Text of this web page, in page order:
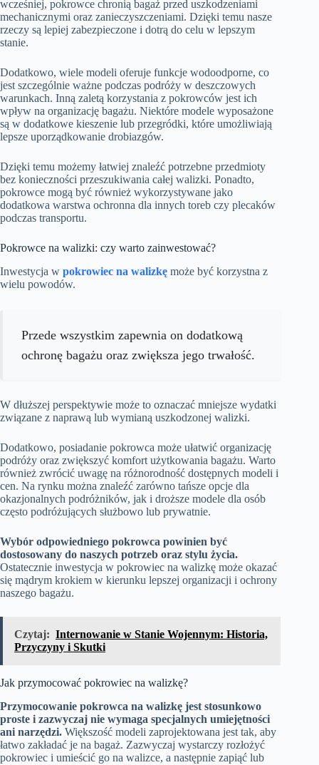
wcześniej, pokrowce chronią bagaż przed uszkodzeniami
mechanicznymi oraz zanieczyszczeniami. Dzięki temu nasze
rzeczy są lepiej zabezpieczone i dotrą do celu w lepszym
stanie.
Dodatkowo, wiele modeli oferuje funkcje wodoodporne, co
jest szczególnie ważne podczas podróży w deszczowych
warunkach. Inną zaletą korzystania z pokrowców jest ich
wpływ na organizację bagażu. Niektóre modele wyposażone
są w dodatkowe kieszenie lub przegródki, które umożliwiają
lepsze uporządkowanie drobiazgów.
Dzięki temu możemy łatwiej znaleźć potrzebne przedmioty
bez konieczności przeszukiwania całej walizki. Ponadto,
pokrowce mogą być również wykorzystywane jako
dodatkowa warstwa ochronna dla innych toreb czy plecaków
podczas transportu.
Pokrowce na walizki: czy warto zainwestować?
Inwestycja w pokrowiec na walizkę może być korzystna z
wielu powodów.
Przede wszystkim zapewnia on dodatkową
ochronę bagażu oraz zwiększa jego trwałość.
W dłuższej perspektywie może to oznaczać mniejsze wydatki
związane z naprawą lub wymianą uszkodzonej walizki.
Dodatkowo, posiadanie pokrowca może ułatwić organizację
podróży oraz zwiększyć komfort użytkowania bagażu. Warto
również zwrócić uwagę na różnorodność dostępnych modeli i
cen. Na rynku można znaleźć zarówno tańsze opcje dla
okazjonalnych podróżników, jak i droższe modele dla osób
często podróżujących służbowo lub prywatnie.
Wybór odpowiedniego pokrowca powinien być
dostosowany do naszych potrzeb oraz stylu życia.
Ostatecznie inwestycja w pokrowiec na walizkę może okazać
się mądrym krokiem w kierunku lepszej organizacji i ochrony
naszego bagażu.
Czytaj: Internowanie w Stanie Wojennym: Historia,
Przyczyny i Skutki
Jak przymocować pokrowiec na walizkę?
Przymocowanie pokrowca na walizkę jest stosunkowo
proste i zazwyczaj nie wymaga specjalnych umiejętności
ani narzędzi. Większość modeli zaprojektowana jest tak, aby
łatwo zakładać je na bagaż. Zazwyczaj wystarczy rozłożyć
pokrowiec i umieścić go na walizce, a następnie zapiąć lub